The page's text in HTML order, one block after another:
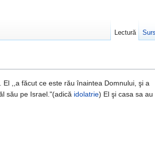
,,a făcut ce este rău înaintea Domnului, şi a
său pe Israel."(adică idolatrie) El şi casa sa au
Lectură